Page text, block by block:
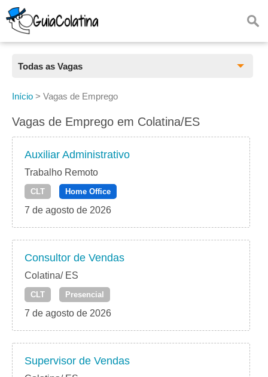
Todas as Vagas
Todas as Vagas
CLT
Freelancer
PJ
Início > Vagas de Emprego
Vagas de Emprego em Colatina/ES
Auxiliar Administrativo
Trabalho Remoto
CLT Home Office
7 de agosto de 2026
Consultor de Vendas
Colatina/ ES
CLT Presencial
7 de agosto de 2026
Supervisor de Vendas